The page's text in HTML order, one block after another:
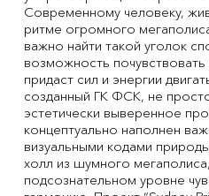
Современному человеку,
ритме огромного
важно найти такой уголок
возможность
придаст сил и энергии
созданный ГК ФСК, не
эстетически выверенное
концептуально наполнен
визуальными кодами
холл из шумного
подсознательном уровне